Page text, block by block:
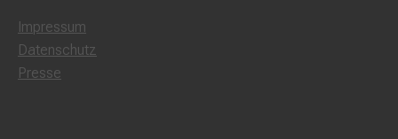
Impressum
Datenschutz
Presse